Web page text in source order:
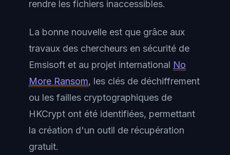
rendre les fichiers inaccessibles.
La bonne nouvelle est que grâce aux
travaux des chercheurs en sécurité de
Emsisoft et au projet international No
More Ransom, les clés de déchiffrement
ou les failles cryptographiques de
HKCrypt ont été identifiées, permettant
la création d'un outil de récupération
gratuit.